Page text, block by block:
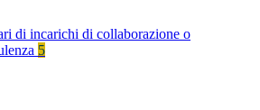
di incarichi di collaborazione o
5